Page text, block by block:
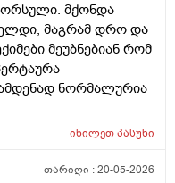
ორსული. მქონდა
მაგრამ დრო და
მეუბნებიან რომ
ნორმალურია
იხილეთპასუხი
თარიღი :20-05-2026